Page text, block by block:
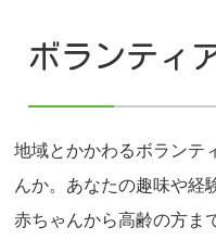
ボランティ
地域とかかわるボランテ
んか。あなたの趣味や経
赤ちゃんから高齢の方ま